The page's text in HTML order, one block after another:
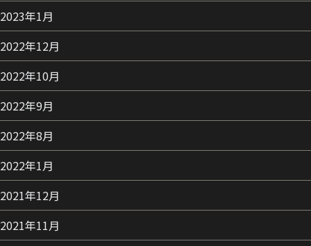
2023年1月
2022年12月
2022年10月
2022年9月
2022年8月
2022年1月
2021年12月
2021年11月